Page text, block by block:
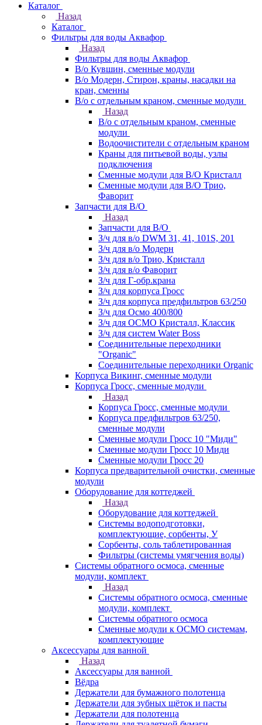
Каталог
Назад
Каталог
Фильтры для воды Аквафор
Назад
Фильтры для воды Аквафор
В/о Кувшин, сменные модули
В/о Модерн, Стирон, краны, насадки на
кран, сменны
В/о с отдельным краном, сменные модули
Назад
В/о с отдельным краном, сменные
модули
Водоочистители с отдельным краном
Краны для питьевой воды, узлы
подключения
Сменные модули для В/О Кристалл
Сменные модули для В/О Трио,
Фаворит
Запчасти для В/О
Назад
Запчасти для В/О
З/ч для в/о DWM 31, 41, 101S, 201
З/ч для в/о Модерн
З/ч для в/о Трио, Кристалл
З/ч для в/о Фаворит
З/ч для Г-обр.крана
З/ч для корпуса Гросс
З/ч для корпуса предфильтров 63/250
З/ч для Осмо 400/800
З/ч для ОСМО Кристалл, Классик
З/ч для систем Water Boss
Соединительные переходники
"Organic"
Соединительные переходники Organic
Корпуса Викинг, сменные модули
Корпуса Гросс, сменные модули
Назад
Корпуса Гросс, сменные модули
Корпуса предфильтров 63/250,
сменные модули
Сменные модули Гросс 10 "Миди"
Сменные модули Гросс 10 Миди
Сменные модули Гросс 20
Корпуса предварительной очистки, сменные
модули
Оборудование для коттеджей
Назад
Оборудование для коттеджей
Системы водоподготовки,
комплектующие, сорбенты, У
Сорбенты, соль таблетированная
Фильтры (системы умягчения воды)
Системы обратного осмоса, сменные
модули, комплект
Назад
Системы обратного осмоса, сменные
модули, комплект
Системы обратного осмоса
Сменные модули к ОСМО системам,
комплектующие
Аксессуары для ванной
Назад
Аксессуары для ванной
Вёдра
Держатели для бумажного полотенца
Держатели для зубных щёток и пасты
Держатели для полотенца